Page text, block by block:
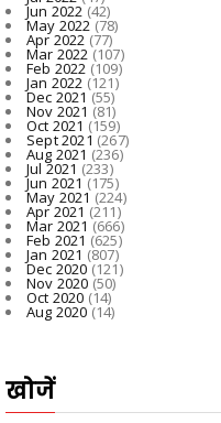
Jun 2022(42)
May 2022(78)
Apr 2022 (77)
Mar 2022(107)
Feb 2022 (109)
Jan 2022 (121)
Dec 2021 (55)
Nov 2021 (81)
Oct 2021 (159)
Sept 2021 (267)
Aug 2021 (236)
Jul 2021 (233)
Jun 2021(175)
May 2021(224)
Apr 2021 (211)
Mar 2021 (666)
Feb 2021 (625)
Jan 2021 (807)
Dec 2020(121)
Nov 2020 (50)
Oct 2020 (14)
Aug 2020(14)
खोजें